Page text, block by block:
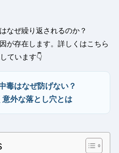
なぜ繰り返されるのか？
が存在します。詳しくはこちら
ています👇
毒はなぜ防げない？
外な落とし穴とは